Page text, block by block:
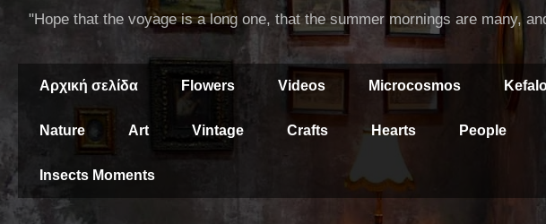
"Hope that the voyage is a long one, that the summer mornings are many,
Αρχική σελίδα Flowers Videos Microcosmos
Nature Art Vintage Crafts Hearts People
Insects Moments